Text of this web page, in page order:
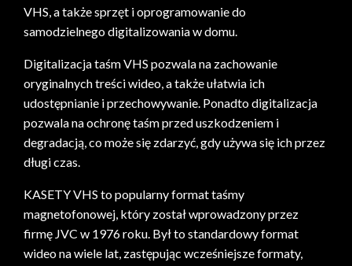
VHS, a także sprzęt i oprogramowanie do
samodzielnego digitalizowania w domu.
Digitalizacja taśm VHS pozwala na zachowanie
oryginalnych treści wideo, a także ułatwia ich
udostępnianie i przechowywanie. Ponadto digitalizacja
pozwala na ochronę taśm przed uszkodzeniem i
degradacją, co może się zdarzyć, gdy używa się ich przez
długi czas.
KASETY VHS to popularny format taśmy
magnetofonowej, który został wprowadzony przez
firmę JVC w 1976 roku. Był to standardowy format
wideo na wiele lat, zastępując wcześniejsze formaty,